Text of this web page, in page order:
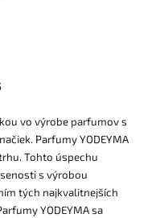
vo výrobe parfumov s
Parfumy YODEYMA
Tohto úspechu
s výrobou
tých najkvalitnejších
YODEYMA sa